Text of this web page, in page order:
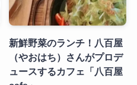
新鮮野菜のランチ！八百屋
（やおはち）さんがプロデ
ュースするカフェ「八百屋